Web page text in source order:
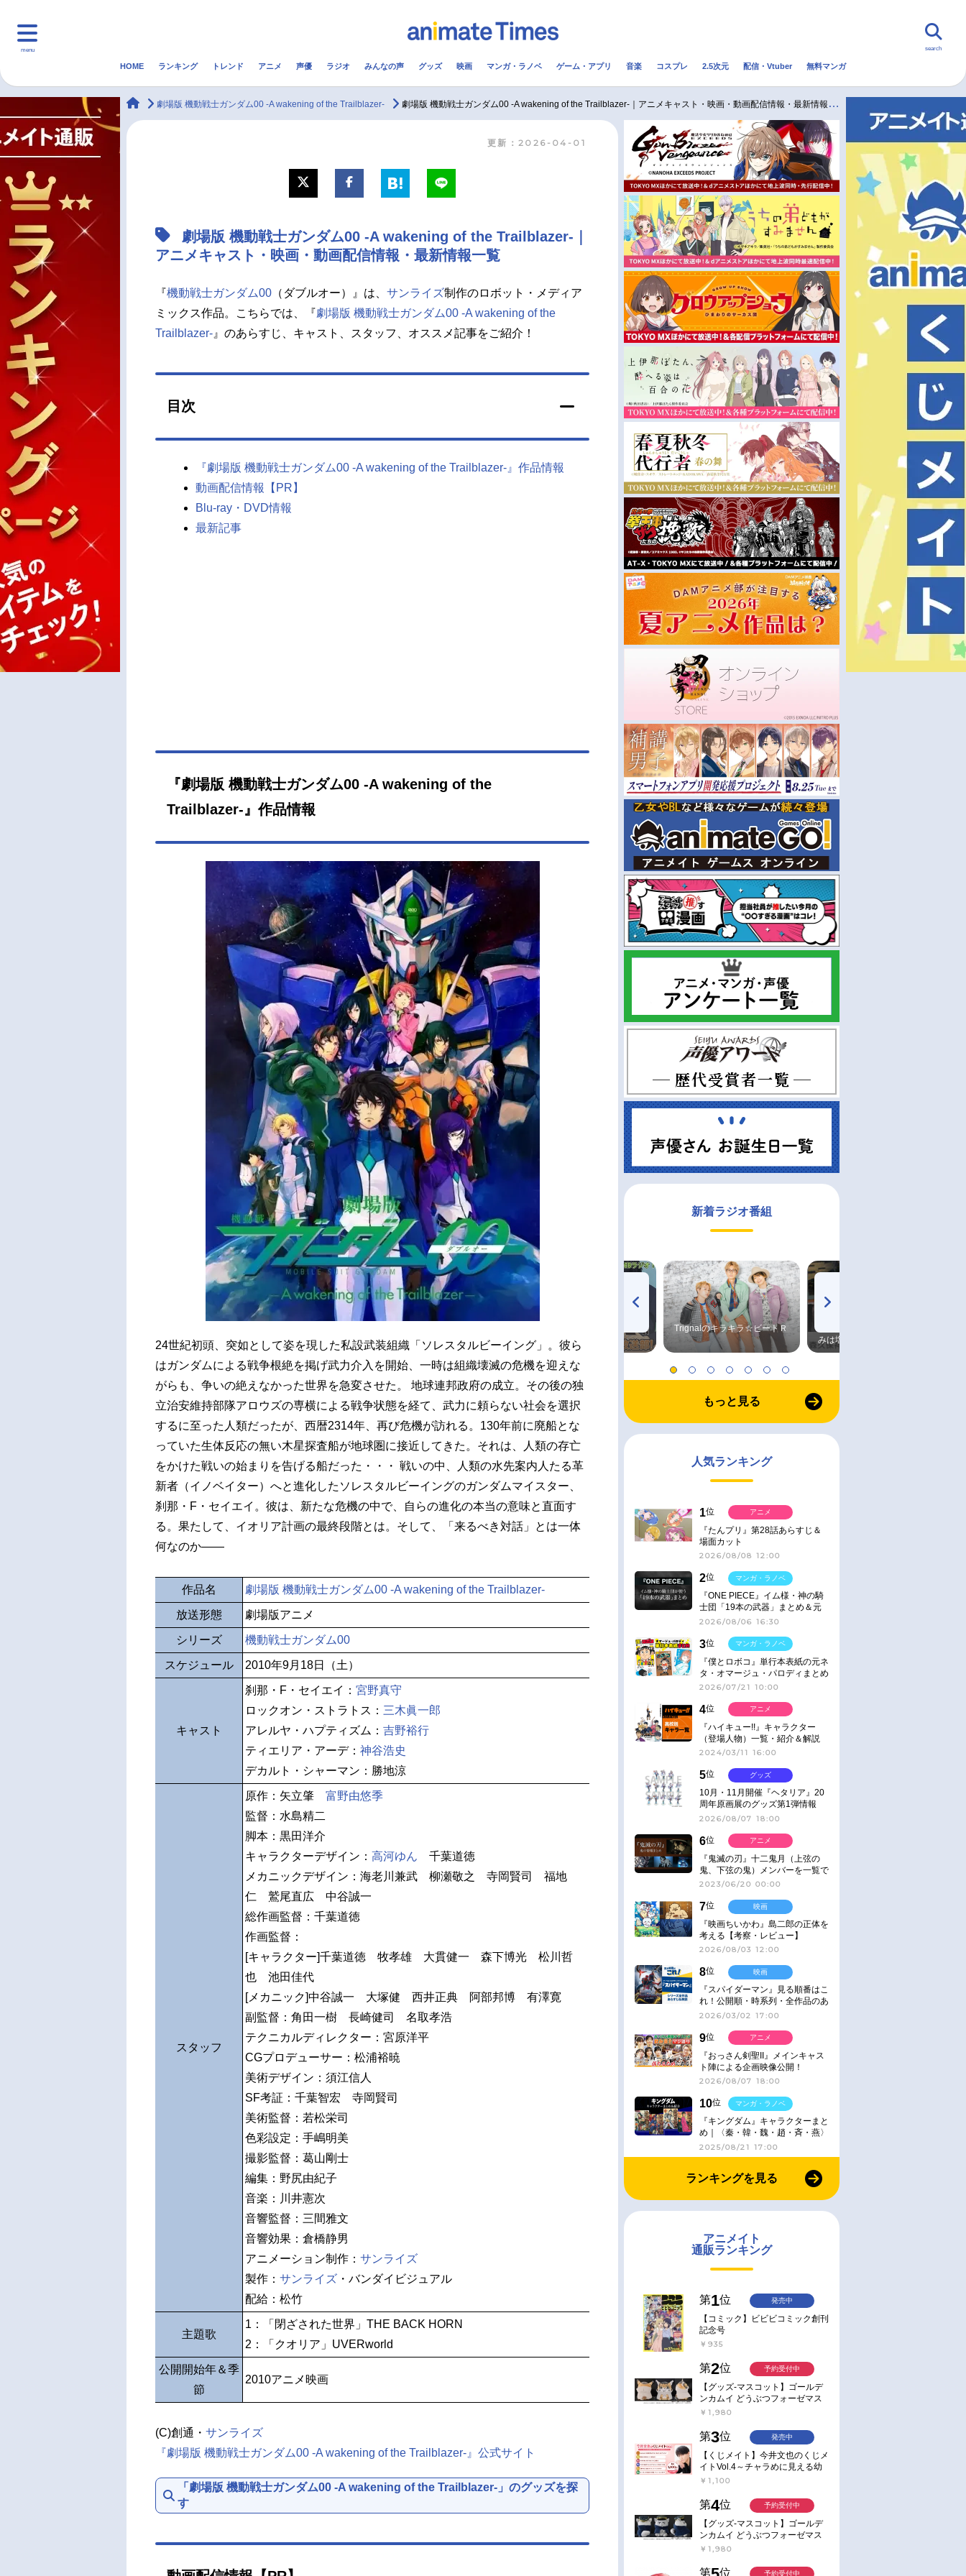
menu
マンガ・ラノベ 2.5次元 配信・Vtuber トレンド 無料マンガ
声優記事一覧
アニメ映画一覧
男性声優/女性声優一覧
今期アニメ曜日別一覧
夏アニメ
秋アニメ
冬アニメ
search
HOME ランキング トレンド アニメ 声優 ラジオ みんなの声 グッズ 映画 マンガ・ラノベ ゲーム・アプリ 音楽 コスプレ 2.5次元 配信・Vtuber 無料マンガ
animateTimes
劇場版 機動戦士ガンダム00 -A wakening of the Trailblazer- 劇場版 機動戦士ガンダム00 -A wakening of the Trailblazer-｜アニメキャスト・映画・動画配信情報・最新情報一覧
更新：2026-04-01
劇場版 機動戦士ガンダム00 -A wakening of the Trailblazer-｜
アニメキャスト・映画・動画配信情報・最新情報一覧
『機動戦士ガンダム00 （ダブルオー）』は、 サンライズ制作のロボット・メディア
ミックス作品。こちらでは、『劇場版 機動戦士ガンダム00 -A wakening of the
Trailblazer- 』のあらすじ、キャスト、スタッフ、オススメ記事をご紹介！
目次
『劇場版 機動戦士ガンダム00 -A wakening of the Trailblazer-』作品情報
動画配信情報【PR】
Blu-ray・DVD情報
最新記事
『劇場版 機動戦士ガンダム00 -A wakening of the
Trailblazer-』作品情報
24世紀初頭、突如として姿を現した私設武装組織「ソレスタルビーイング」。彼ら
はガンダムによる戦争根絶を掲げ武力介入を開始、一時は組織壊滅の危機を迎えな
がらも、争いの絶えなかった世界を急変させた。 地球連邦政府の成立。その後の独
立治安維持部隊アロウズの専横による戦争状態を経て、武力に頼らない社会を選択
するに至った人類だったが、西暦2314年、再び危機が訪れる。130年前に廃船とな
っていた生体反応の無い木星探査船が地球圏に接近してきた。それは、人類の存亡
をかけた戦いの始まりを告げる船だった・・・ 戦いの中、人類の水先案内人たる革
新者（イノベイター）へと進化したソレスタルビーイングのガンダムマイスター、
刹那・F・セイエイ。彼は、新たな危機の中で、自らの進化の本当の意味と直面す
る。果たして、イオリア計画の最終段階とは。そして、「来るべき対話」とは一体
何なのか――
作品名 劇場版 機動戦士ガンダム00 -A wakening of the Trailblazer-
放送形態 劇場版アニメ
シリーズ 機動戦士ガンダム00
スケジュール 2010年9月18日（土）
キャスト
刹那・F・セイエイ： 宮野真守
ロックオン・ストラトス： 三木眞一郎
アレルヤ・ハプティズム： 吉野裕行
ティエリア・アーデ： 神谷浩史
デカルト・シャーマン：勝地涼
スタッフ
原作：矢立肇 富野由悠季
監督：水島精二
脚本：黒田洋介
キャラクターデザイン： 高河ゆん 千葉道徳
メカニックデザイン：海老川兼武 柳瀬敬之 寺岡賢司 福地
仁 鷲尾直広 中谷誠一
総作画監督：千葉道徳
作画監督：
[キャラクター]千葉道徳 牧孝雄 大貫健一 森下博光 松川哲
也 池田佳代
[メカニック]中谷誠一 大塚健 西井正典 阿部邦博 有澤寛
副監督：角田一樹 長崎健司 名取孝浩
テクニカルディレクター：宮原洋平
CGプロデューサー：松浦裕暁
美術デザイン：須江信人
SF考証：千葉智宏 寺岡賢司
美術監督：若松栄司
色彩設定：手嶋明美
撮影監督：葛山剛士
編集：野尻由紀子
音楽：川井憲次
音響監督：三間雅文
音響効果：倉橋静男
アニメーション制作： サンライズ
製作： サンライズ ・バンダイビジュアル
配給：松竹
主題歌
1：「閉ざされた世界」THE BACK HORN
2：「クオリア」UVERworld
公開開始年＆季
節
2010アニメ映画
(C)創通・ サンライズ
『劇場版 機動戦士ガンダム00 -A wakening of the Trailblazer-』公式サイト
「劇場版 機動戦士ガンダム00 -A wakening of the Trailblazer-」のグッズを探
す
新着ラジオ番組
radio 大直会 2nd season
Trignalのキラキラ☆ビートＲ
みは塩だけ
もっと見る
人気ランキング
1位
『たんプリ』第28話あらすじ＆
場面カット
2026/08/08 12:00
アニメ
2位
『ONE PIECE』イム様・神の騎
士団「19本の武器」まとめ＆元
ネタ
2026/08/06 16:30
マンガ・ラノベ
3位
『僕とロボコ』単行本表紙の元ネ
タ・オマージュ・パロディまとめ
2026/07/21 10:00
マンガ・ラノベ
4位
『ハイキュー!!』キャラクター
（登場人物）一覧・紹介＆解説
2024/03/11 16:00
アニメ
5位
10月・11月開催『ヘタリア』20
周年原画展のグッズ第1弾情報
2026/08/07 18:00
グッズ
6位
『鬼滅の刃』十二鬼月（上弦の
鬼、下弦の鬼）メンバーを一覧で
紹介＆解説（登場鬼の情報まと
2023/06/20 00:00
アニメ
7位
『映画ちいかわ』島二郎の正体を
考える【考察・レビュー】
2026/08/03 12:00
映画
8位
『スパイダーマン』見る順番はこ
れ！公開順・時系列・全作品のあ
らすじをまとめました
2026/03/02 17:00
映画
9位
『おっさん剣聖II』メインキャス
ト陣による企画映像公開！
2026/08/07 18:00
アニメ
10位
『キングダム』キャラクターまと
め｜〈秦・韓・魏・趙・斉・燕〉
2025/08/21 17:00
マンガ・ラノベ
ランキングを見る
アニメイト
通販ランキング
第1位
【コミック】ビビビコミック創刊
記念号
￥935
発売中
第2位
【グッズ-マスコット】ゴールデ
ンカムイ どうぶつフォーゼマス
コット 4.尾形百之助【再販】
￥1,980
予約受付中
第3位
【くじメイト】今井文也のくじメ
イトVol.4～チャラめに見える幼
馴染、実は一途で独占欲が強いん
￥1,100
発売中
第4位
【グッズ-マスコット】ゴールデ
ンカムイ どうぶつフォーゼマス
コット 5.月島軍曹【再販】
￥1,980
予約受付中
第 位 予約受付中